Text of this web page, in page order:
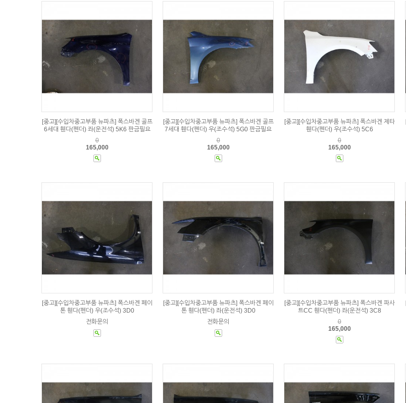
[중고][수입차중고부품 뉴파츠] 폭스바겐 골프
6세대 휀다(펜더) 좌(운전석) 5K6 판금필요
0
165,000
[중고][수입차중고부품 뉴파츠] 폭스바겐 골프
7세대 휀다(펜더) 우(조수석) 5G0 판금필요
0
165,000
[중고][수입차중고부품 뉴파츠] 폭스바겐 제타
휀다(펜더) 우(조수석) 5C6
0
165,000
[중고][수입차중고부품 뉴파츠] 폭스바겐 페이
톤 휀다(펜더) 우(조수석) 3D0
전화문의
[중고][수입차중고부품 뉴파츠] 폭스바겐 페이
톤 휀다(펜더) 좌(운전석) 3D0
전화문의
[중고][수입차중고부품 뉴파츠] 폭스바겐 파사
트CC 휀다(펜더) 좌(운전석) 3C8
0
165,000